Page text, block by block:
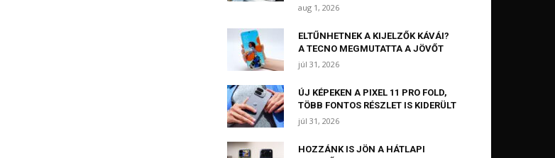
aug 1, 2026
ELTŰNHETNEK A KIJELZŐK KÁVÁI?
A TECNO MEGMUTATTA A JÖVŐT
júl 31, 2026
ÚJ KÉPEKEN A PIXEL 11 PRO FOLD,
TÖBB FONTOS RÉSZLET IS KIDERÜLT
júl 31, 2026
HOZZÁNK IS JÖN A HÁTLAPI